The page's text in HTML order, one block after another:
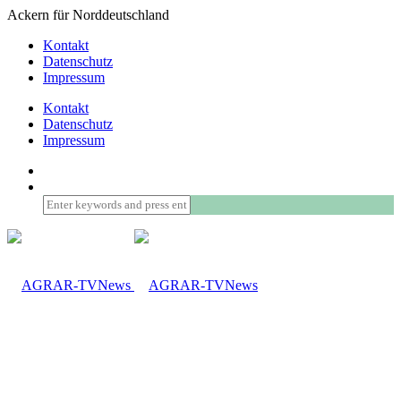
Ackern für Norddeutschland
Kontakt
Datenschutz
Impressum
Kontakt
Datenschutz
Impressum